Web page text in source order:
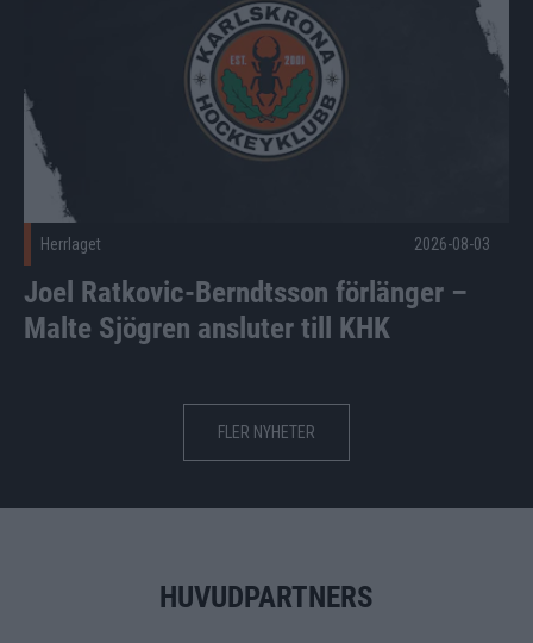
Herrlaget 2026-08-03
Joel Ratkovic-Berndtsson förlänger –
Malte Sjögren ansluter till KHK
FLER NYHETER
HUVUDPARTNERS